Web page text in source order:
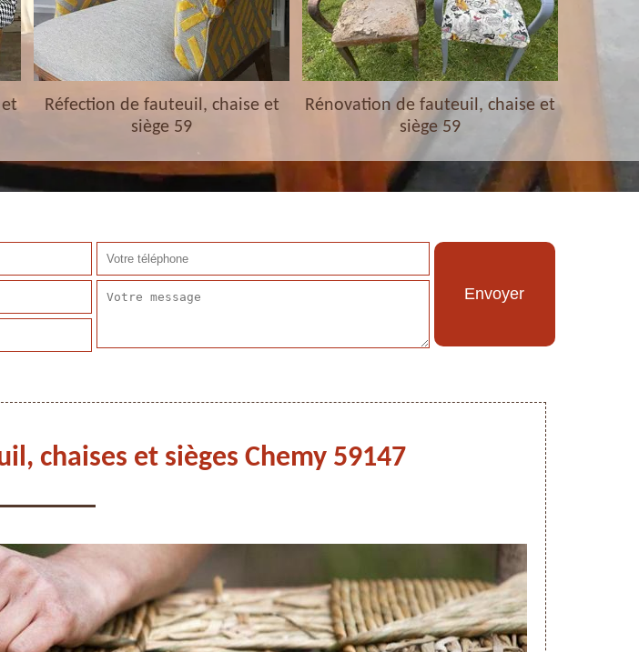
Réfection de fauteuil, chaise et
siège 59
Rénovation de fauteuil, chaise et
siège 59
chaises et sièges Chemy 59147